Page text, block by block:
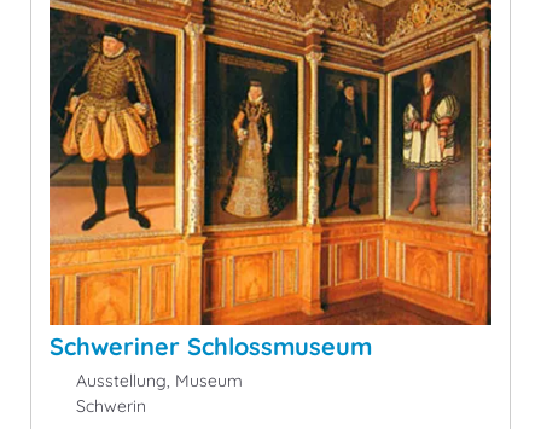
Schweriner Schlossmuseum
Ausstellung, Museum
Schwerin